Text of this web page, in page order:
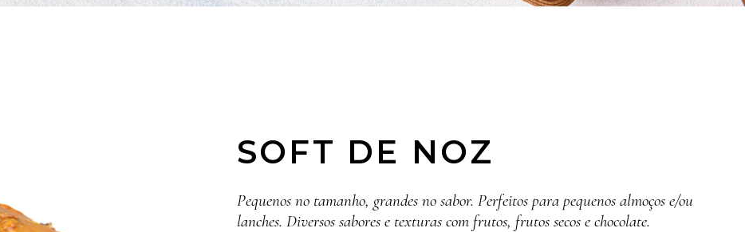
SOFT DE NOZ
Pequenos no tamanho, grandes no sabor. Perfeitos para pequenos almoços e/ou
lanches. Diversos sabores e texturas com frutos, frutos secos e chocolate.